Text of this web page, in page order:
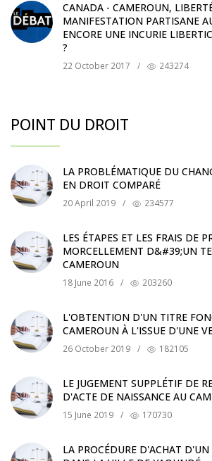
CANADA - CAMEROUN,
MANIFESTATION PARTISANE
ENCORE UNE INCURIE
?
22 October 2017 / 243274
POINT DU DROIT
LA PROBLÉMATIQUE DU
EN DROIT COMPARÉ
20 April 2019 / 234577
LES ÉTAPES ET LES FRAIS DE
MORCELLEMENT D&#39;UN
CAMEROUN
18 June 2016 / 203260
L'OBTENTION D'UN TITRE
CAMEROUN À L'ISSUE D'UNE
26 October 2019 / 182105
LE JUGEMENT SUPPLÉTIF DE
D'ACTE DE NAISSANCE AU
15 June 2019 / 170730
LA PROCÉDURE D'ACHAT